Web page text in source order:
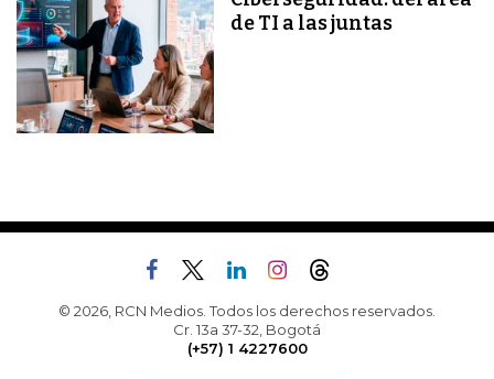
de TI a las juntas
© 2026, RCN Medios. Todos los derechos reservados.
Cr. 13a 37-32, Bogotá
(+57) 1 4227600